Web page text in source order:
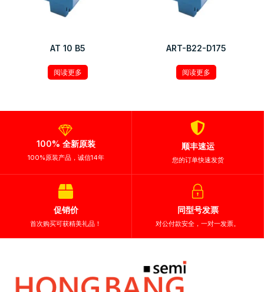
AT 10 B5
阅读更多
ART-B22-D175
阅读更多
100% 全新原装
100%原装产品，诚信14年
顺丰速运
您的订单快速发货
促销价
首次购买可获精美礼品！
同型号发票
对公付款安全，一对一发票。